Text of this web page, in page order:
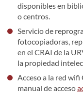
disponibles en
o centros.
Servicio de
fotocopiadoras,
en el CRAI de la
la propiedad
Acceso a la red
manual de acceso